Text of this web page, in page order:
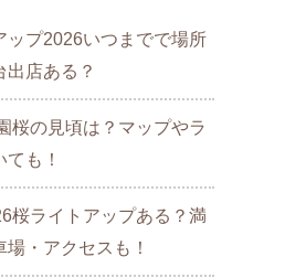
ップ2026いつまでで場所
出店ある？
桜の見頃は？マップやラ
も！
桜ライトアップある？満
・アクセスも！